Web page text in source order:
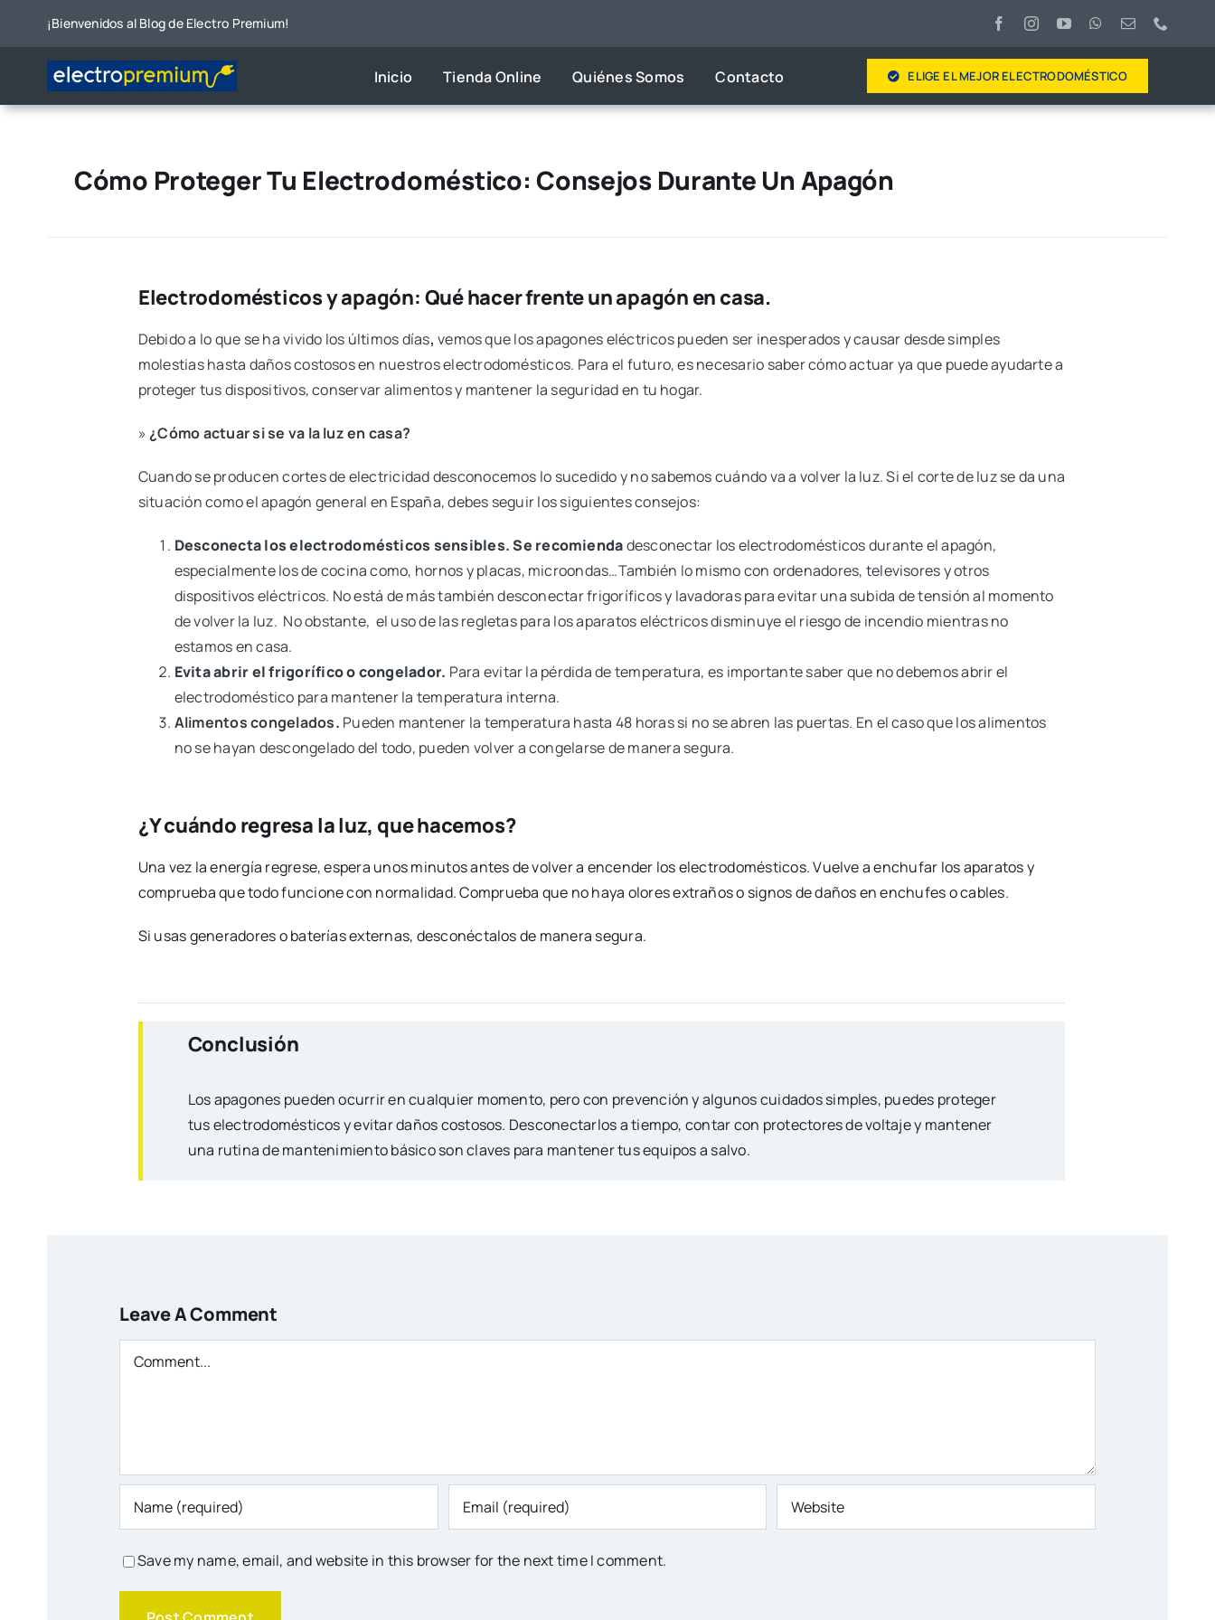
content
¡Bienvenidos al Blog de Electro Premium!
Inicio Tienda Online Quiénes Somos Contacto ELIGE EL MEJOR ELECTRODOMÉSTICO
Cómo Proteger Tu Electrodoméstico: Consejos Durante Un Apagón
Electrodomésticos y apagón: Qué hacer frente un apagón en casa.
Debido a lo que se ha vivido los últimos días,vemos que los apagones eléctricos pueden ser inesperados y causar desde simples
molestias hasta daños costosos en nuestros electrodomésticos. Para el futuro, es necesario saber cómo actuar ya que puede ayudarte a
proteger tus dispositivos, conservar alimentos y mantener la seguridad en tu hogar.
»¿Cómo actuar si se va la luz en casa?
Cuando se producen cortes de electricidad desconocemos lo sucedido y no sabemos cuándo va a volver la luz. Si el corte de luz se da una
situación como el apagón general en España, debes seguir los siguientes consejos:
Desconecta los electrodomésticos sensibles. Se recomiendadesconectar los electrodomésticos durante el apagón,
especialmente los de cocina como, hornos y placas, microondas…También lo mismo con ordenadores, televisores y otros
dispositivos eléctricos. No está de más también desconectar frigoríficos y lavadoras para evitar una subida de tensión al momento
de volver la luz. No obstante, el uso de las regletas para los aparatos eléctricos disminuye el riesgo de incendio mientras no
estamos en casa.
Evita abrir el frigorífico o congelador. Para evitar la pérdida de temperatura, es importante saber que no debemos abrir el
electrodoméstico para mantener la temperatura interna.
Alimentos congelados. Pueden mantener la temperatura hasta 48 horas si no se abren las puertas. En el caso que los alimentos
no se hayan descongelado del todo, pueden volver a congelarse de manera segura.
¿Y cuándo regresa la luz, que hacemos?
Una vez la energía regrese, espera unos minutos antes de volver a encender los electrodomésticos. Vuelve a enchufar los aparatos y
comprueba que todo funcione con normalidad. Comprueba que no haya olores extraños o signos de daños en enchufes o cables.
Si usas generadores o baterías externas, desconéctalos de manera segura.
Conclusión
Los apagones pueden ocurrir en cualquier momento, pero con prevención y algunos cuidados simples, puedes proteger
tus electrodomésticos y evitar daños costosos. Desconectarlos a tiempo, contar con protectores de voltaje y mantener
una rutina de mantenimiento básico son claves para mantener tus equipos a salvo.
Leave A Comment
Comment
Save my name, email, and website in this browser for the next time I comment.